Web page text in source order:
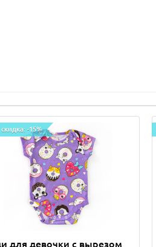
-15%
для девочки с вырезом